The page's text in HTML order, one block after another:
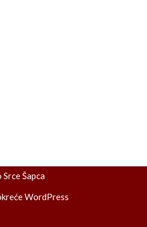
Šapca
WordPress